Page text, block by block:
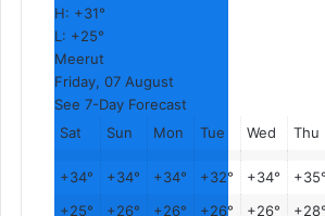
H: +31°
L: +25°
Meerut
Friday, 07 August
See 7-Day Forecast
Sat
Sun Mon Tue Wed Thu
+34° +34° +34° +32° +34° +35°
+25° +26° +26° +26° +26° +28°